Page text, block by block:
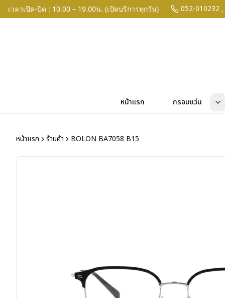
เวลาเปิด-ปิด : 10.00 – 19.00น. (เปิดบริการทุกวัน) 052-010232 ,
หน้าแรก กรอบแว่น
หน้าแรก ร้านค้า BOLON BA7058 B15